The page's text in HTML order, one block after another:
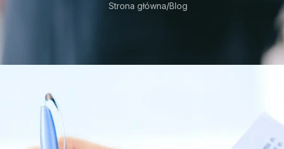
Strona główna Blog
– nowe spojrzenie na